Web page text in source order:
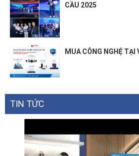
CẦU 2025
MUA CÔNG NGHỆ TẠI
TIN TỨC